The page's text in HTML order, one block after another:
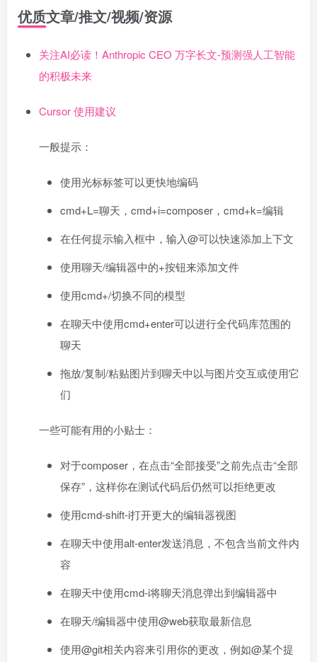
优质文章/推文/视频/资源
关注AI必读！Anthropic CEO 万字长文-预测强人工智能
的积极未来
Cursor 使用建议
一般提示：
使用光标标签可以更快地编码
cmd+L=聊天，cmd+i=composer，cmd+k=编辑
在任何提示输入框中，输入@可以快速添加上下文
使用聊天/编辑器中的+按钮来添加文件
使用cmd+/切换不同的模型
在聊天中使用cmd+enter可以进行全代码库范围的
聊天
拖放/复制/粘贴图片到聊天中以与图片交互或使用它
们
一些可能有用的小贴士：
对于composer，在点击“全部接受”之前先点击“全部
保存”，这样你在测试代码后仍然可以拒绝更改
使用cmd-shift-i打开更大的编辑器视图
在聊天中使用alt-enter发送消息，不包含当前文件内
容
在聊天中使用cmd-i将聊天消息弹出到编辑器中
在聊天/编辑器中使用@web获取最新信息
使用@git相关内容来引用你的更改，例如@某个提